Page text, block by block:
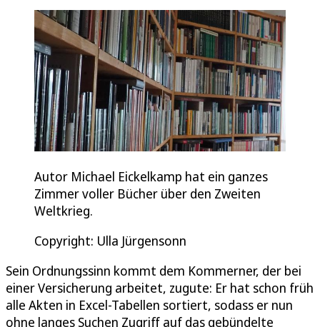
Autor Michael Eickelkamp hat ein ganzes
Zimmer voller Bücher über den Zweiten
Weltkrieg.
Copyright: Ulla Jürgensonn
Sein Ordnungssinn kommt dem Kommerner, der bei
einer Versicherung arbeitet, zugute: Er hat schon früh
alle Akten in Excel-Tabellen sortiert, sodass er nun
ohne langes Suchen Zugriff auf das gebündelte